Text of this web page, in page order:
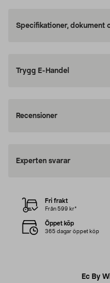
Specifikationer, dokument
Trygg E-Handel
Recensioner
Experten svarar
Ec By
Fri frakt
Från 599 kr*
Öppet köp
365 dagar öppet köp